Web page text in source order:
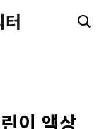
이 액상